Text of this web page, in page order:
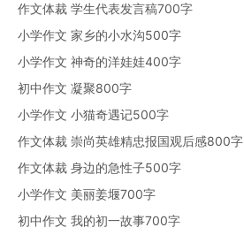
作文体裁 学生代表发言稿700字
小学作文 家乡的小水沟500字
小学作文 神奇的洋娃娃400字
初中作文 凝聚800字
小学作文 小猫奇遇记500字
作文体裁 崇尚英雄精忠报国观后感800字
作文体裁 身边的急性子500字
小学作文 美丽姜堰700字
初中作文 我的初一故事700字